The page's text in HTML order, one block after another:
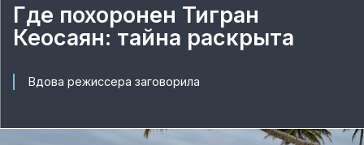
Где похоронен Тигран
Кеосаян: тайна раскрыта
Вдова режиссера заговорила